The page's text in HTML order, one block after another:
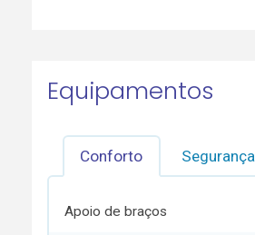
Equipamentos
Conforto Segurança
Apoio de braços